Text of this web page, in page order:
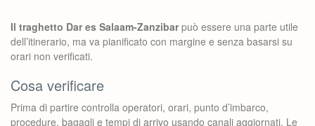
Il traghetto Dar es Salaam-Zanzibar può essere una parte utile
dell’itinerario, ma va pianificato con margine e senza basarsi su
orari non verificati.
Cosa verificare
Prima di partire controlla operatori, orari, punto d’imbarco,
procedure, bagagli e tempi di arrivo usando canali aggiornati. Le